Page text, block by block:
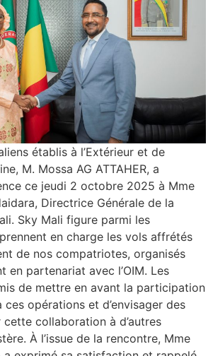
établis à l’Extérieur et de
M. Mossa AG ATTAHER, a
ce jeudi 2 octobre 2025 à Mme
Directrice Générale de la
Sky Mali figure parmi les
en charge les vols affrétés
de nos compatriotes, organisés
en partenariat avec l’OIM. Les
de mettre en avant la participation
opérations et d’envisager des
collaboration à d’autres
À l’issue de la rencontre, Mme